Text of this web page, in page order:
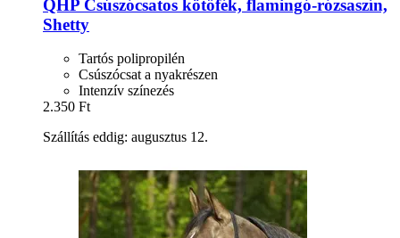
QHP Csúszócsatos kötőfék, flamingó-​rózsaszín,
Shetty
Tartós polipropilén
Csúszócsat a nyakrészen
Intenzív színezés
2.350 Ft
Szállítás eddig: augusztus 12.